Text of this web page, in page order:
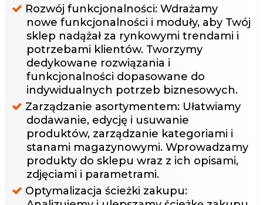
Rozwój funkcjonalności: Wdrażamy
nowe funkcjonalności i moduły, aby Twój
sklep nadążał za rynkowymi trendami i
potrzebami klientów. Tworzymy
dedykowane rozwiązania i
funkcjonalności dopasowane do
indywidualnych potrzeb biznesowych.
Zarządzanie asortymentem: Ułatwiamy
dodawanie, edycję i usuwanie
produktów, zarządzanie kategoriami i
stanami magazynowymi. Wprowadzamy
produkty do sklepu wraz z ich opisami,
zdjęciami i parametrami.
Optymalizacja ścieżki zakupu: